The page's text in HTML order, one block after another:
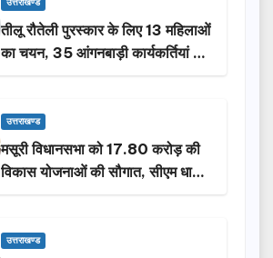
उत्तराखण्ड
तीलू रौतेली पुरस्कार के लिए 13 महिलाओं
का चयन, 35 आंगनबाड़ी कार्यकर्तियां भी
होंगी सम्मानित…
उत्तराखण्ड
मसूरी विधानसभा को 17.80 करोड़ की
विकास योजनाओं की सौगात, सीएम धामी
ने किया लोकार्पण-शिलान्यास.
उत्तराखण्ड